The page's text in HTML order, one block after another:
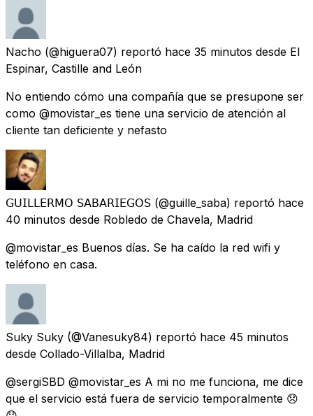
Nacho (@higuera07) reportó hace 35 minutos desde El
Espinar, Castille and León
No entiendo cómo una compañía que se presupone ser
como @movistar_es tiene una servicio de atención al
cliente tan deficiente y nefasto
𝖦𝖴𝖨𝖫𝖫𝖤𝖱𝖬𝖮 𝖲𝖠𝖡𝖠𝖱𝖨𝖤𝖦𝖮𝖲 (@guille_saba) reportó hace
40 minutos desde Robledo de Chavela, Madrid
@movistar_es Buenos días. Se ha caído la red wifi y
teléfono en casa.
Suky Suky (@Vanesuky84) reportó hace 45 minutos
desde Collado-Villalba, Madrid
@sergiSBD @movistar_es A mi no me funciona, me dice
que el servicio está fuera de servicio temporalmente 😞